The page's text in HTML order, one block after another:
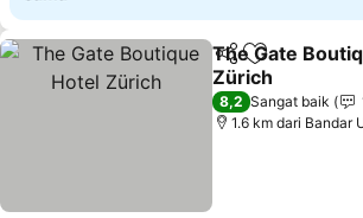
BagikanTambahkan
The Gate
Zürich
8,2 Sangat baik
1.6 km dari Bandar